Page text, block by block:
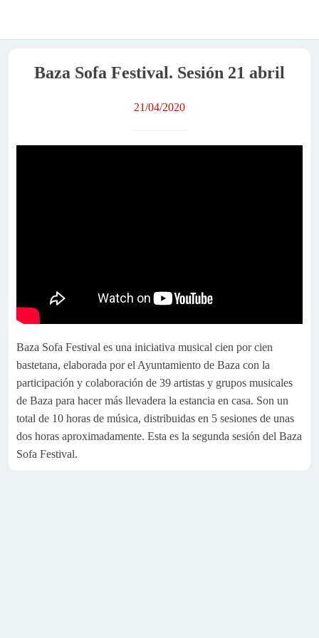
Baza Sofa Festival. Sesión 21 abril
21/04/2020
Baza Sofa Festival es una iniciativa musical cien por cien
bastetana, elaborada por el Ayuntamiento de Baza con la
participación y colaboración de 39 artistas y grupos musicales
de Baza para hacer más llevadera la estancia en casa. Son un
total de 10 horas de música, distribuidas en 5 sesiones de unas
dos horas aproximadamente. Esta es la segunda sesión del Baza
Sofa Festival.